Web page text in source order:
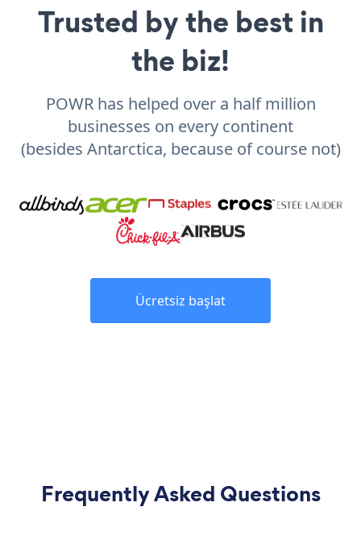
Trusted by the best in
the biz!
POWR has helped over a half million
businesses on every continent
(besides Antarctica, because of course not)
Ücretsiz başlat
Frequently Asked Questions